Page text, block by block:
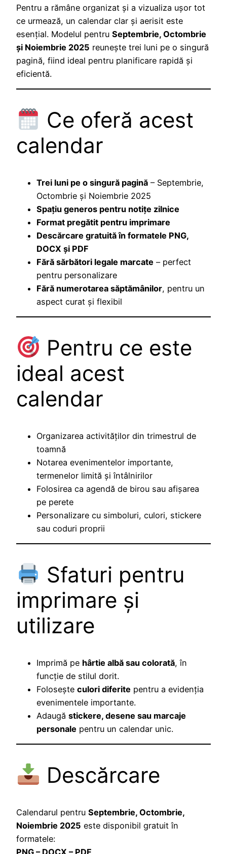
Pentru a rămâne organizat și a vizualiza ușor tot
ce urmează, un calendar clar și aerisit este
esențial. Modelul pentru Septembrie, Octombrie
și Noiembrie 2025 reunește trei luni pe o singură
pagină, fiind ideal pentru planificare rapidă și
eficientă.
Ce oferă acest
calendar
Trei luni pe o singură pagină – Septembrie,
Octombrie și Noiembrie 2025
Spațiu generos pentru notițe zilnice
Format pregătit pentru imprimare
Descărcare gratuită în formatele PNG,
DOCX și PDF
Fără sărbători legale marcate – perfect
pentru personalizare
Fără numerotarea săptămânilor, pentru un
aspect curat și flexibil
Pentru ce este
ideal acest
calendar
Organizarea activităților din trimestrul de
toamnă
Notarea evenimentelor importante,
termenelor limită și întâlnirilor
Folosirea ca agendă de birou sau afișarea
pe perete
Personalizare cu simboluri, culori, stickere
sau coduri proprii
Sfaturi pentru
imprimare și
utilizare
Imprimă pe hârtie albă sau colorată, în
funcție de stilul dorit.
Folosește culori diferite pentru a evidenția
evenimentele importante.
Adaugă stickere, desene sau marcaje
personale pentru un calendar unic.
Descărcare
Calendarul pentru Septembrie, Octombrie,
Noiembrie 2025 este disponibil gratuit în
formatele:
PNG – DOCX – PDF